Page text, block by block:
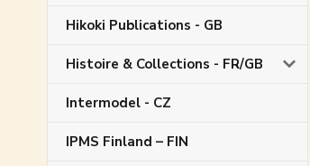
Hikoki Publications - GB
Histoire & Collections - FR/GB
Intermodel - CZ
IPMS Finland – FIN